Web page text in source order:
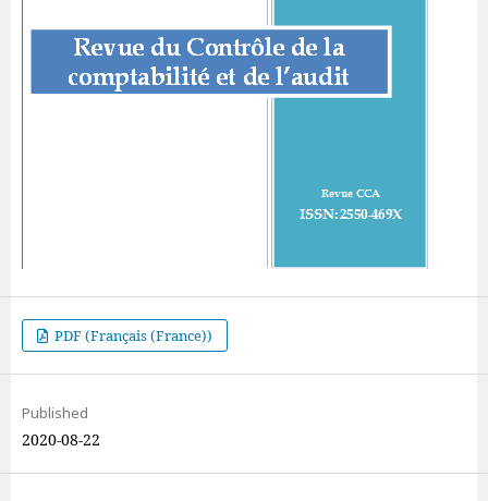
PDF (Français (France))
Published
2020-08-22